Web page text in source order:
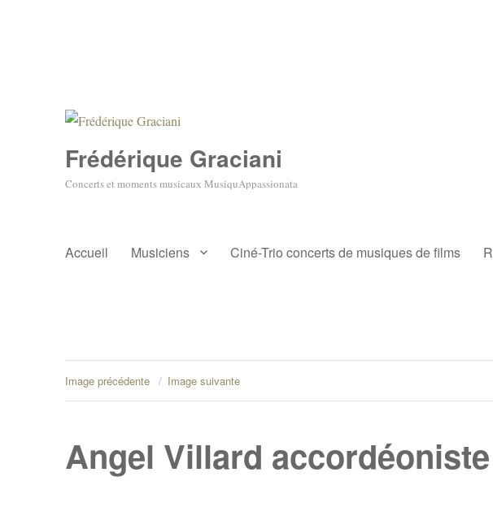
Frédérique Graciani
Concerts et moments musicaux MusiquAppassionata
Accueil Musiciens Ciné-Trio concerts de musiques de films
Image précédente Image suivante
Angel Villard